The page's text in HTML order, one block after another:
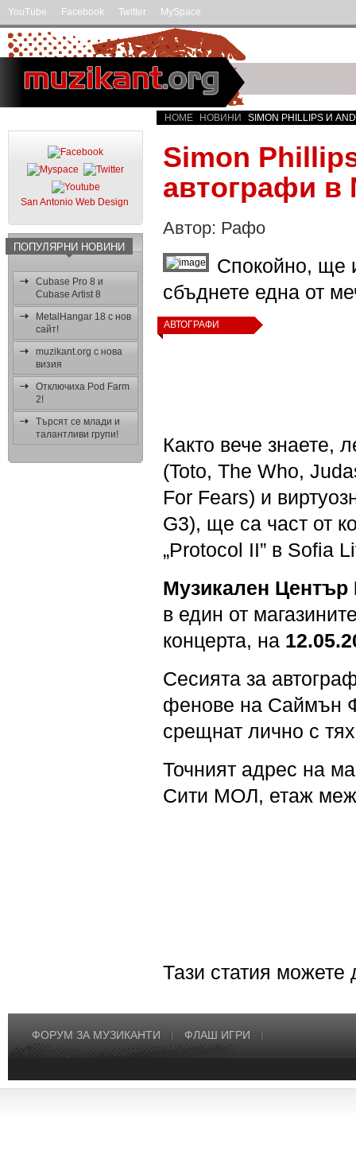
YouTube Facebook Twitter MySpace
San Antonio Web Design
ПОПУЛЯРНИ НОВИНИ
Cubase Pro 8 и
Cubase Artist 8
MetalHangar 18 с нов
сайт!
muzikant.org с нова
визия
Отключиха Pod Farm
2!
Търсят се млади и
талантливи групи!
HOME НОВИНИ SIMON PHILLIPS И
Simon
автографи
Автор: Рафо
АВТОГРАФИ
Спокойно, ще
сбъднете една от
Както вече знаете,
(Toto, The Who,
For Fears) и
G3), ще са част от
„Protocol II” в Sofia
Музикален
в един от
концерта, на
Сесията за
фенове на Саймън
срещнат лично с
Точният адрес на
Сити МОЛ, етаж
Тази статия
ФОРУМ ЗА МУЗИКАНТИ ФЛАШ ИГРИ